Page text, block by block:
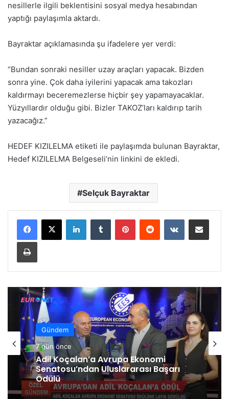
nesillerle ilgili beklentisini sosyal medya hesabından
yaptığı paylaşımla aktardı.
Bayraktar açıklamasında şu ifadelere yer verdi:
“Bundan sonraki nesiller uzay araçları yapacak. Bizden
sonra yine. Çok daha iyilerini yapacak ama takozları
kaldırmayı beceremezlerse hiçbir şey yapamayacaklar.
Yüzyıllardır olduğu gibi. Bizler TAKOZ’ları kaldırıp tarih
yazacağız.”
HEDEF KIZILELMA etiketi ile paylaşımda bulunan Bayraktar,
Hedef KIZILELMA Belgeseli’nin linkini de ekledi.
Selçuk Bayraktar
Facebook
X LinkedInTumblr PinterestReddit VKontakteE-Posta ile paylaş
Yazdır
Gündem
7 gün önce
Adil Koçalan’a Avrupa Ekonomi
Senatosu’ndan Uluslararası Başarı
Ödülü